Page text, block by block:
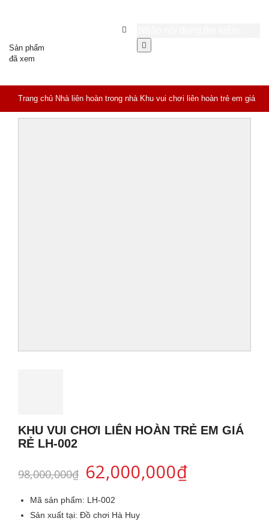
Sản phẩm
đã xem
Trang chủ Nhà liên hoàn trong nhà Khu vui chơi liên hoàn trẻ em giá
KHU VUI CHƠI LIÊN HOÀN TRẺ EM GIÁ
RẺ LH-002
98,000,000₫ 62,000,000₫
Mã sản phẩm: LH-002
Sản xuất tại: Đồ chơi Hà Huy